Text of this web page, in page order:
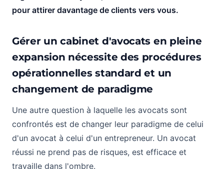
pour attirer davantage de clients vers vous.
Gérer un cabinet d'avocats en pleine
expansion nécessite des procédures
opérationnelles standard et un
changement de paradigme
Une autre question à laquelle les avocats sont
confrontés est de changer leur paradigme de celui
d'un avocat à celui d'un entrepreneur. Un avocat
réussi ne prend pas de risques, est efficace et
travaille dans l'ombre.